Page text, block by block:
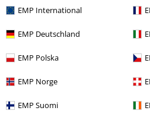
EMP International
EMP Deutschland
EMP Polska
EMP Norge
EMP Suomi
%
Tallas Grandes